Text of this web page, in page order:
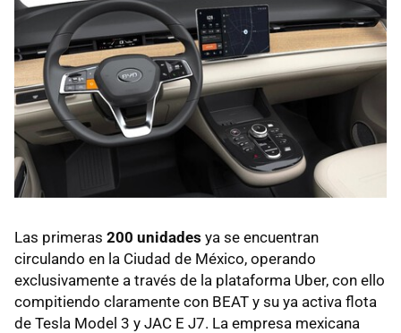
Las primeras 200 unidades ya se encuentran
circulando en la Ciudad de México, operando
exclusivamente a través de la plataforma Uber, con ello
compitiendo claramente con BEAT y su ya activa flota
de Tesla Model 3 y JAC E J7. La empresa mexicana